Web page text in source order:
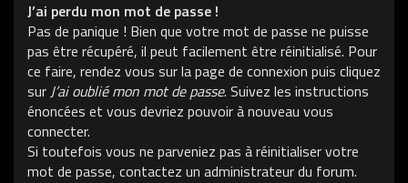
J’ai perdu mon mot de passe !
Pas de panique ! Bien que votre mot de passe ne puisse
pas être récupéré, il peut facilement être réinitialisé. Pour
ce faire, rendez vous sur la page de connexion puis cliquez
sur J’ai oublié mon mot de passe. Suivez les instructions
énoncées et vous devriez pouvoir à nouveau vous
connecter.
Si toutefois vous ne parveniez pas à réinitialiser votre
mot de passe, contactez un administrateur du forum.